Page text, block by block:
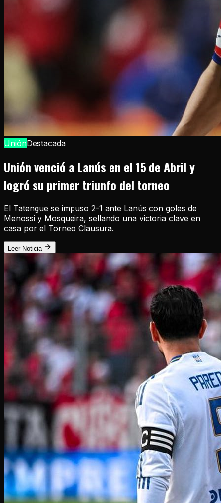
UniónDestacada
Unión venció a Lanús en el 15 de Abril y
logró su primer triunfo del torneo
El Tatengue se impuso 2-1 ante Lanús con goles de
Menossi y Mosqueira, sellando una victoria clave en
casa por el Torneo Clausura.
Leer Noticia